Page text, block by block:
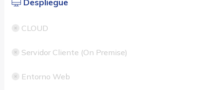
Despliegue
CLOUD
Servidor Cliente (On Premise)
Entorno Web